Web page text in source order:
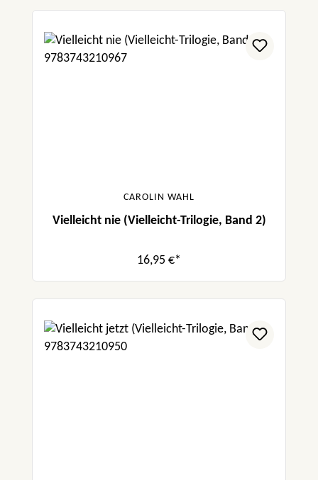
CAROLIN WAHL
Vielleicht nie (Vielleicht-Trilogie, Band 2)
16,95 €*